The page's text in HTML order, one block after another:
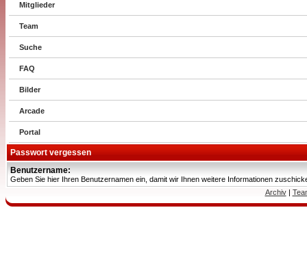
Mitglieder
Team
Suche
FAQ
Bilder
Arcade
Portal
Passwort vergessen
Benutzername:
Geben Sie hier Ihren Benutzernamen ein, damit wir Ihnen weitere Informationen
Archiv|